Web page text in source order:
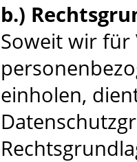
b.)
Soweit wir für
einholen,